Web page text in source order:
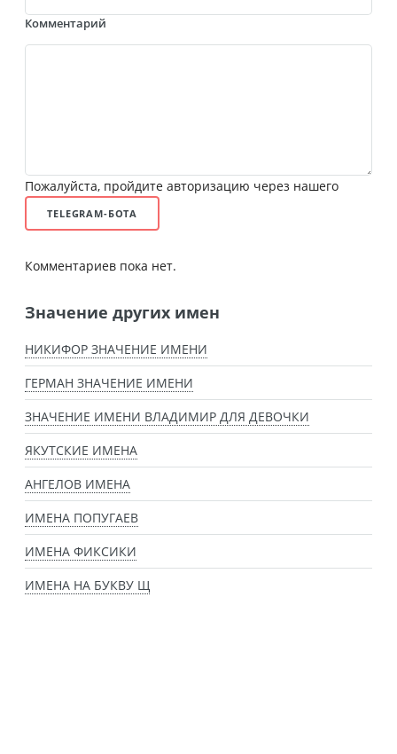
Комментарий
Пожалуйста, пройдите авторизацию через нашего
TELEGRAM-БОТА
Комментариев пока нет.
Значение других имен
НИКИФОР ЗНАЧЕНИЕ ИМЕНИ
ГЕРМАН ЗНАЧЕНИЕ ИМЕНИ
ЗНАЧЕНИЕ ИМЕНИ ВЛАДИМИР ДЛЯ ДЕВОЧКИ
ЯКУТСКИЕ ИМЕНА
АНГЕЛОВ ИМЕНА
ИМЕНА ПОПУГАЕВ
ИМЕНА ФИКСИКИ
ИМЕНА НА БУКВУ Щ